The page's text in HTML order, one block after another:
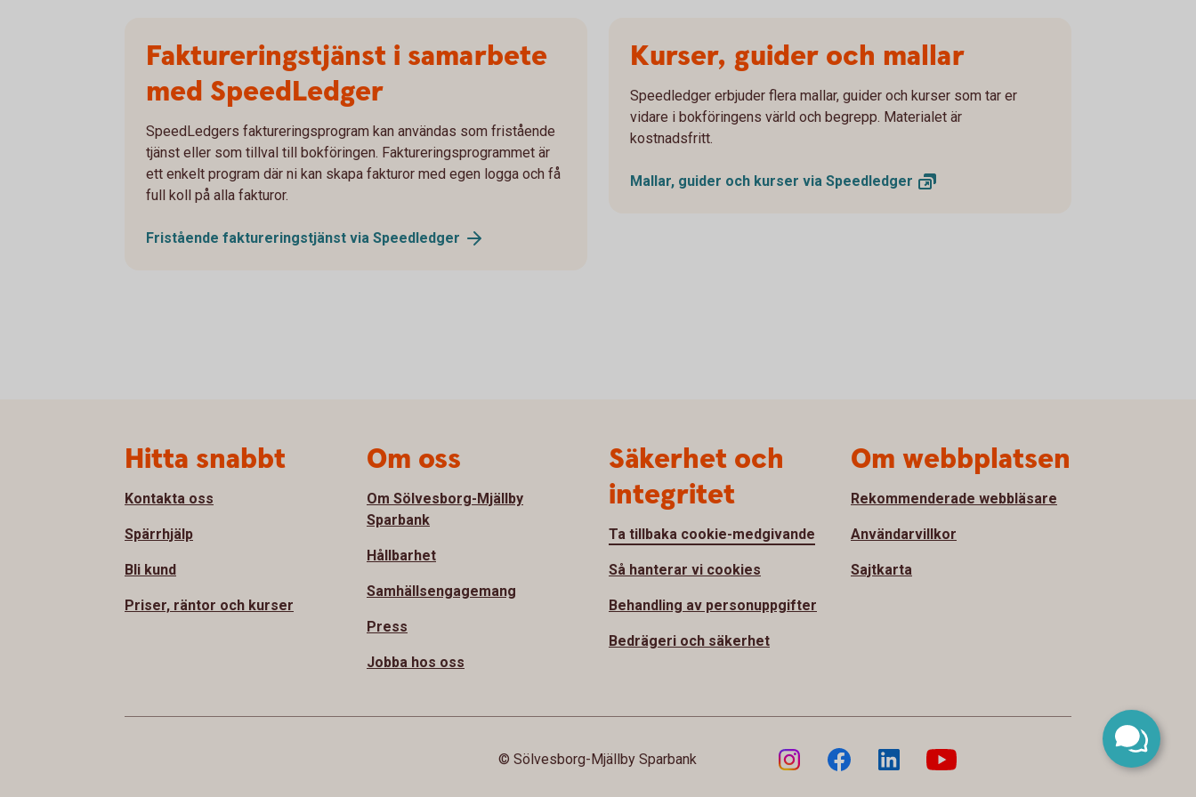
Faktureringstjänst i samarbete
med SpeedLedger
SpeedLedgers faktureringsprogram kan användas som fristående
tjänst eller som tillval till bokföringen. Faktureringsprogrammet är
ett enkelt program där ni kan skapa fakturor med egen logga och få
full koll på alla fakturor.
Fristående faktureringstjänst via Speedledger
Kurser, guider och mallar
Speedledger erbjuder flera mallar, guider och kurser som tar er
vidare i bokföringens värld och begrepp. Materialet är
kostnadsfritt.
Mallar, guider och kurser via Speedledger
Hitta snabbt
Kontakta oss
Spärrhjälp
Bli kund
Priser, räntor och kurser
Om oss
Om Sölvesborg-Mjällby
Sparbank
Hållbarhet
Samhällsengagemang
Press
Jobba hos oss
Säkerhet och
integritet
Ta tillbaka cookie-medgivande
Så hanterar vi cookies
Behandling av personuppgifter
Bedrägeri och säkerhet
Om webbplatsen
Rekommenderade webbläsare
Användarvillkor
Sajtkarta
© Sölvesborg-Mjällby Sparbank